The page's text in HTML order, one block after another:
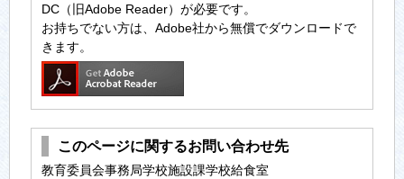
DC（旧Adobe Reader）が必要です。
お持ちでない方は、Adobe社から無償でダウンロードで
きます。
このページに関するお問い合わせ先
教育委員会事務局学校施設課学校給食室